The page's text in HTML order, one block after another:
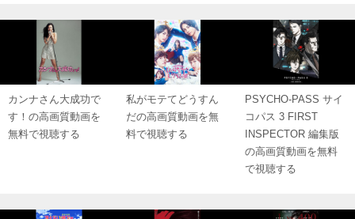
カンナさん大成功で
す！の高画質動画を
無料で視聴する
私がモテてどうすん
だの高画質動画を無
料で視聴する
PSYCHO-PASS サイ
コパス 3 FIRST
INSPECTOR 編集版
の高画質動画を無料
で視聴する